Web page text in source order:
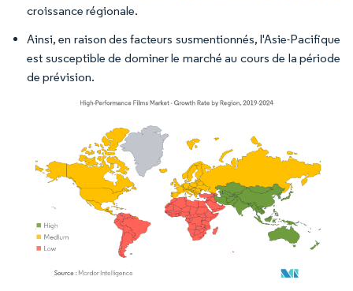
croissance régionale.
Ainsi, en raison des facteurs susmentionnés, l'Asie-Pacifique
est susceptible de dominer le marché au cours de la période
de prévision.